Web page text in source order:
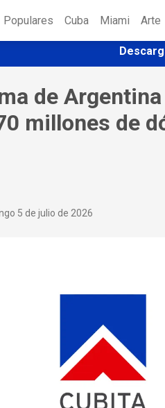
Populares Cuba Miami Arte
de
millones de
5 de julio de 2026